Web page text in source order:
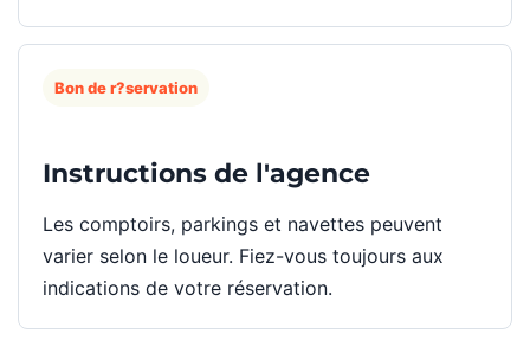
Bon de r?servation
Instructions de l'agence
Les comptoirs, parkings et navettes peuvent
varier selon le loueur. Fiez-vous toujours aux
indications de votre réservation.